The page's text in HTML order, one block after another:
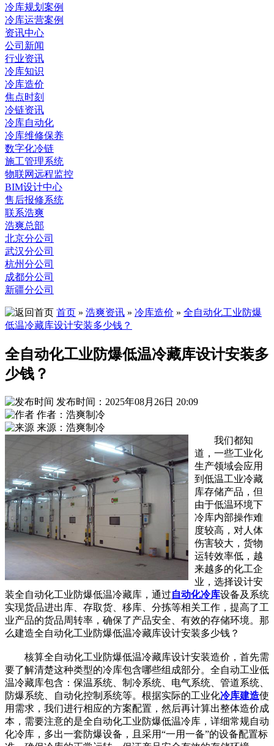
冷库规划案例
冷库运营案例
资讯中心
公司新闻
行业资讯
冷库知识
冷库造价
焦点时刻
冷链资讯
冷库自动化
冷库维修保养
数字化冷链
施工管理系统
物联网远程监控
BIM设计中心
售后报修系统
联系浩爽
浩爽总部
北京分公司
武汉分公司
杭州分公司
成都分公司
新疆分公司
首页 » 浩爽资讯 » 冷库造价 » 全自动化工业防爆
低温冷藏库设计安装多少钱？
全自动化工业防爆低温冷藏库设计安装多
少钱？
发布时间：2025年08月26日 20:09
作者：浩爽制冷
来源：浩爽制冷
我们都知
道，一些工业化
生产领域会应用
到低温工业冷藏
库存储产品，但
由于低温环境下
冷库内部操作难
度较高，对人体
伤害较大，货物
运转效率低，越
来越多的化工企
业，选择设计安
装全自动化工业防爆低温冷藏库，通过自动化冷库设备及系统
实现货品进出库、存取货、移库、分拣等相关工作，提高了工
业产品的货品周转率，确保了产品安全、有效的存储环境。那
么建造全自动化工业防爆低温冷藏库设计安装多少钱？
核算全自动化工业防爆低温冷藏库设计安装造价，首先需
要了解清楚这种类型的冷库包含哪些组成部分。全自动工业低
温冷藏库包含：保温系统、制冷系统、电气系统、管道系统、
防爆系统、自动化控制系统等。根据实际的工业化冷库建造使
用需求，我们进行相应的方案配置，然后再计算出整体造价成
本，需要注意的是全自动化工业防爆低温冷库，详细常规自动
化冷库，多出一套防爆设备，且采用“一用一备”的设备配置标